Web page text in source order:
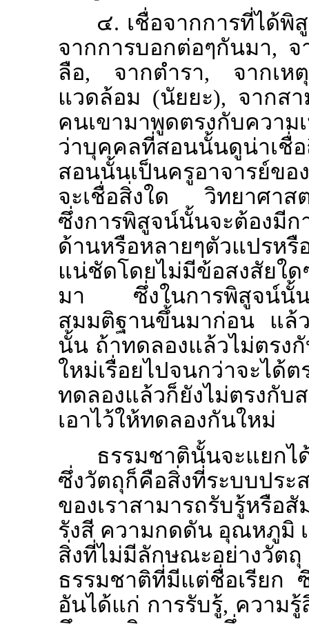
๔. เชื่อจากการที่ได้พิ
จากการบอกต่อๆกันมา, จ
ลือ, จากตำรา, จากเห
แวดล้อม (นัยยะ), จากสา
คนเขามาพูดตรงกับควา
ว่าบุคคลที่สอนนั้นดูน่าเ
สอนนั้นเป็นครูอาจารย์ขอ
จะเชื่อสิ่งใด วิทยาศาสต
ซึ่งการพิสูจน์นั้นจะต้องมีก
ด้านหรือหลายๆตัวแปร
แน่ชัดโดยไม่มีข้อสงสัยใ
มา ซึ่งในการพิสูจน์นั้
สมมติฐานขึ้นมาก่อน แล้
นั้น ถ้าทดลองแล้วไม่ตรง
ใหม่เรื่อยไปจนกว่าจะไ
ทดลองแล้วก็ยังไม่ตรงกับ
เอาไว้ให้ทดลองกันใหม่
ธรรมชาตินั้นจะแยกไ
ซึ่งวัตถุก็คือสิ่งที่ระบบปร
ของเราสามารถรับรู้หรื
รังสี ความกดดัน อุณหภูมิ
สิ่งที่ไม่มีลักษณะอย่างวั
ธรรมชาติที่มีแต่ชื่อเรียก
อันได้แก่ การรับรู้, ความ